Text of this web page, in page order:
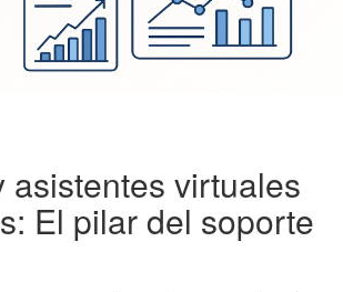
asistentes virtuales
El pilar del soporte